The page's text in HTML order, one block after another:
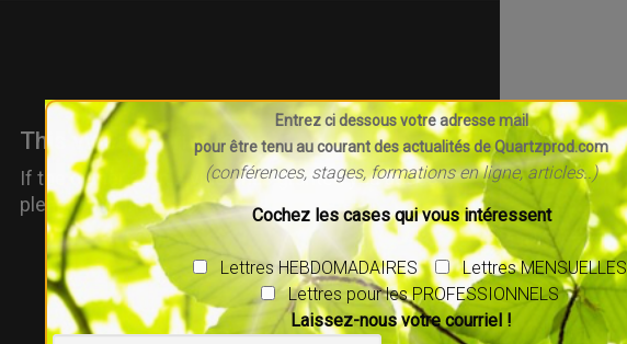
Entrez ci dessous votre adresse mail
pour être tenu au courant des actualités de Quartzprod.com
(conférences, stages, formations en ligne, articles..)
Cochez les cases qui vous intéressent
Lettres HEBDOMADAIRES
Lettres MENSUELLES
Lettres pour les PROFESSIONNELS
Laissez-nous votre courriel !